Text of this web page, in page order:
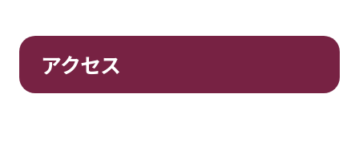
アクセス